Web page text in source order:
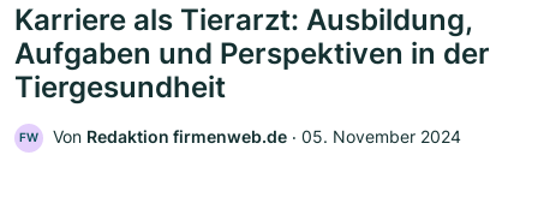
Karriere als Tierarzt: Ausbildung,
Aufgaben und Perspektiven in der
Tiergesundheit
FW Von Redaktion firmenweb.de ‧ 05. November 2024